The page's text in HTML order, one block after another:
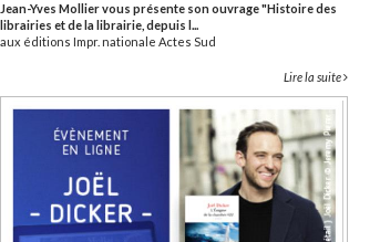
Jean-Yves Mollier vous présente son ouvrage "Histoire des
librairies et de la librairie, depuis l...
aux éditions Impr. nationale Actes Sud
Lire la suite